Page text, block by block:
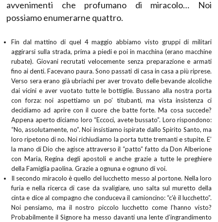
avvenimenti che profumano di miracolo… Noi
possiamo enumerarne quattro.
Fin dal mattino di quel 4 maggio abbiamo visto gruppi di militari
aggirarsi sulla strada, prima a piedi e poi in macchina (erano macchine
rubate). Giovani recrutati velocemente senza preparazione e armati
fino ai denti. Facevano paura. Sono passati di casa in casa a più riprese.
Verso sera erano già ubriachi per aver trovato delle bevande alcoliche
dai vicini e aver vuotato tutte le bottiglie. Bussano alla nostra porta
con forza: noi aspettiamo un po’ titubanti, ma vista insistenza ci
decidiamo ad aprire con il cuore che batte forte. Ma cosa succede?
Appena aperto diciamo loro “Eccoci, avete bussato”. Loro rispondono:
“No, assolutamente, no”. Noi insistiamo ispirate dallo Spirito Santo, ma
loro ripetono di no. Noi richiudiamo la porta tutte tremanti e stupite. E’
la mano di Dio che agisce attraverso il “patto” fatto da Don Alberione
con Maria, Regina degli apostoli e anche grazie a tutte le preghiere
della Famiglia paolina. Grazie a ognuna e ognuno di voi.
Il secondo miracolo è quello del lucchetto messo al portone. Nella loro
furia e nella ricerca di case da svaligiare, uno salta sul muretto della
cinta e dice al compagno che conduceva il camioncino: “c’è il lucchetto”.
Noi pensiamo, ma il nostro piccolo lucchetto come l’hanno visto?
Probabilmente il Signore ha messo davanti una lente d’ingrandimento